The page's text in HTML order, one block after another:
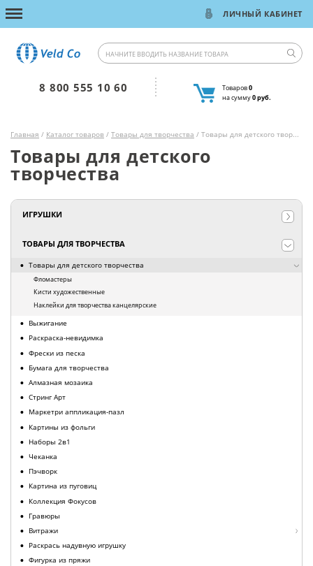
ЛИЧНЫЙ КАБИНЕТ
8 800 555 10 60 Товаров0
на сумму0 руб.
Главная / Каталог товаров / Товары для творчества / Товары для детского творчества
Товары для детского
творчества
ИГРУШКИ
ТОВАРЫ ДЛЯ ТВОРЧЕСТВА
Товары для детского творчества
Фломастеры
Кисти художественные
Наклейки для творчества канцелярские
Выжигание
Раскраска-невидимка
Фрески из песка
Бумага для творчества
Алмазная мозаика
Стринг Арт
Маркетри аппликация-пазл
Картины из фольги
Наборы 2в1
Чеканка
Пэчворк
Картина из пуговиц
Коллекция Фокусов
Гравюры
Витражи
Раскрась надувную игрушку
Фигурка из пряжи